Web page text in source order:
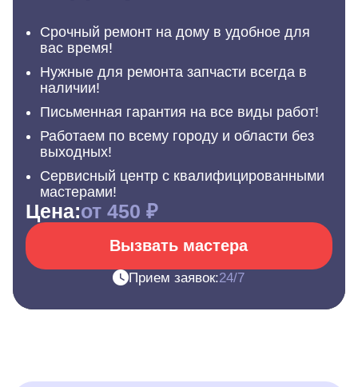
Срочный ремонт на дому в удобное для
вас время!
Нужные для ремонта запчасти всегда в
наличии!
Письменная гарантия на все виды работ!
Работаем по всему городу и области без
выходных!
Сервисный центр с квалифицированными
мастерами!
Цена:от 450 ₽
Вызвать мастера
Прием заявок:24/7